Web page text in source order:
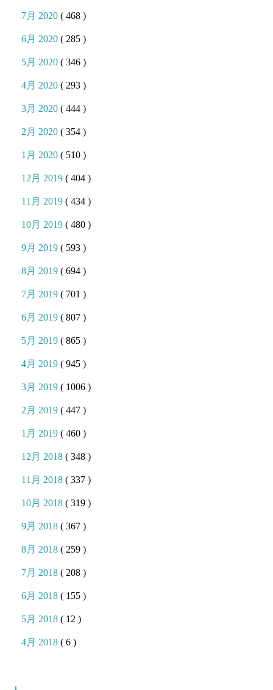
7月 2020( 468 )
6月 2020( 285 )
5月 2020( 346 )
4月 2020( 293 )
3月 2020( 444 )
2月 2020( 354 )
1月 2020( 510 )
12月 2019( 404 )
11月 2019( 434 )
10月 2019( 480 )
9月 2019( 593 )
8月 2019( 694 )
7月 2019( 701 )
6月 2019( 807 )
5月 2019( 865 )
4月 2019( 945 )
3月 2019( 1006 )
2月 2019( 447 )
1月 2019( 460 )
12月 2018( 348 )
11月 2018( 337 )
10月 2018( 319 )
9月 2018( 367 )
8月 2018( 259 )
7月 2018( 208 )
6月 2018( 155 )
5月 2018( 12 )
4月 2018( 6 )